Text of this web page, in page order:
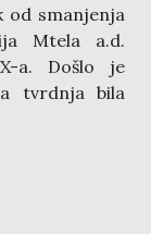
od smanjenja
Mtela a.d.
a. Došlo je
tvrdnja bila